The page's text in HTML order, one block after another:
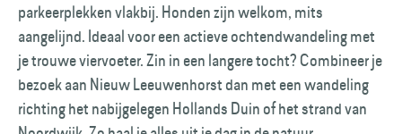
parkeerplekken vlakbij. Honden zijn welkom, mits
aangelijnd. Ideaal voor een actieve ochtendwandeling met
je trouwe viervoeter. Zin in een langere tocht? Combineer je
bezoek aan Nieuw Leeuwenhorst dan met een wandeling
richting het nabijgelegen Hollands Duin of het strand van